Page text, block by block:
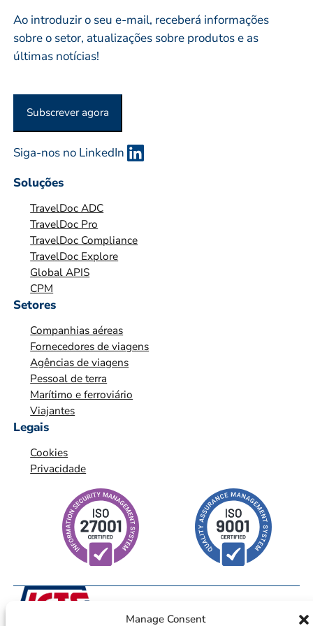
Manage Consent
o
*
E
S
A
U
R
G
N
O
*
Ao introduzir o seu e-mail, receberá informações
sobre o setor, atualizações sobre produtos e as
últimas notícias!
Subscrever agora
Siga-nos no LinkedIn
Soluções
TravelDoc ADC
TravelDoc Pro
TravelDoc Compliance
TravelDoc Explore
Global APIS
CPM
Setores
Companhias aéreas
Fornecedores de viagens
Agências de viagens
Pessoal de terra
Marítimo e ferroviário
Viajantes
Legais
Cookies
Privacidade